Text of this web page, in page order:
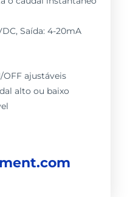
Saída: 4-20mA
OFF ajustáveis
alto ou baixo